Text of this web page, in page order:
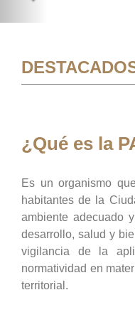
¿Qué es la
Es un organismo
habitantes de la
ambiente adecuado
desarrollo, salud y
vigilancia de la
normatividad en
territorial.